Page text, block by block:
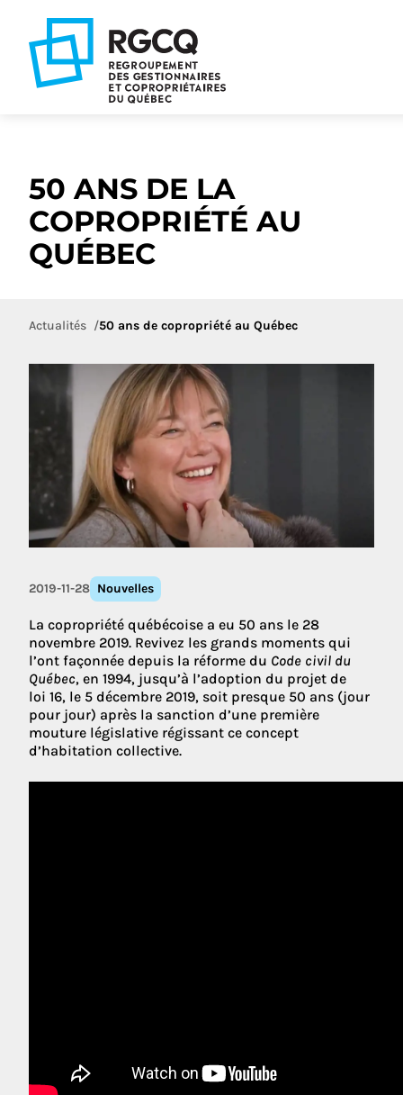
navigation
principale
contenu
50 ANS DE LA
COPROPRIÉTÉ AU
QUÉBEC
Actualités 50 ans de copropriété au Québec
2019-11-28 Nouvelles
La copropriété québécoise a eu 50 ans le 28
novembre 2019. Revivez les grands moments qui
l’ont façonnée depuis la réforme du Code civil du
Québec, en 1994, jusqu’à l’adoption du projet de
loi 16, le 5 décembre 2019, soit presque 50 ans (jour
pour jour) après la sanction d’une première
mouture législative régissant ce concept
d’habitation collective.